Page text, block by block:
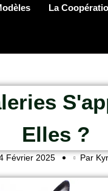
La
Elles ?
Février 2025 Par